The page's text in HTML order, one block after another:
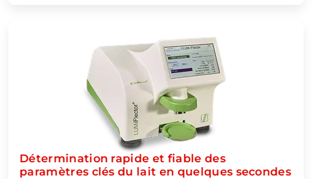
Détermination rapide et fiable des
paramètres clés du lait en quelques secondes